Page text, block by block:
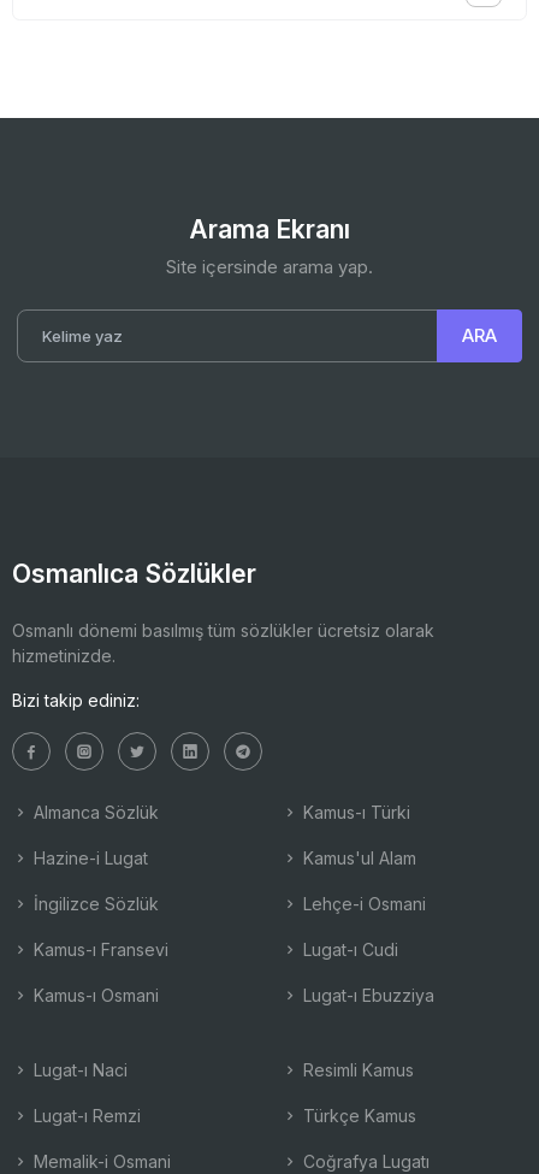
Arama Ekranı
Site içersinde arama yap.
Osmanlıca Sözlükler
Osmanlı dönemi basılmış tüm sözlükler ücretsiz olarak
hizmetinizde.
Bizi takip ediniz:
Almanca Sözlük
Hazine-i Lugat
İngilizce Sözlük
Kamus-ı Fransevi
Kamus-ı Osmani
Kamus-ı Türki
Kamus'ul Alam
Lehçe-i Osmani
Lugat-ı Cudi
Lugat-ı Ebuzziya
Lugat-ı Naci
Lugat-ı Remzi
Memalik-i Osmani
Resimli Kamus
Türkçe Kamus
Coğrafya Lugatı